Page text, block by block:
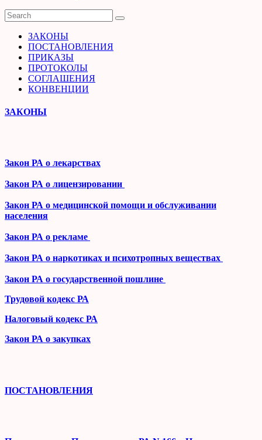
ЗАКОНЫ
ПОСТАНОВЛЕНИЯ
ПРИКАЗЫ
ПРОТОКОЛЫ
СОГЛАШЕНИЯ
КОНВЕНЦИИ
ЗАКОНЫ
Закон РА о лекарствах
Закон РА о лицензировании
Закон РА о медицинской помощи и обслуживании
населения
Закон РА о рекламе
Закон РА о наркотиках и психотропных веществах
Закон РА о государственной пошлине
Трудовой кодекс РА
Налоговый кодекс РА
Закон РА о закупках
ПОСТАНОВЛЕНИЯ